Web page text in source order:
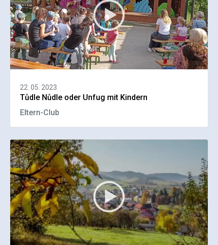
22. 05. 2023
Tůdle Nůdle oder Unfug mit Kindern
Eltern-Club